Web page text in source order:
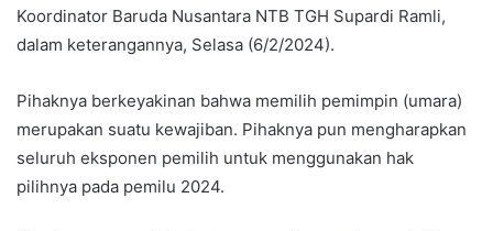
Koordinator Baruda Nusantara NTB TGH Supardi Ramli,
dalam keterangannya, Selasa (6/2/2024).
Pihaknya berkeyakinan bahwa memilih pemimpin (umara)
merupakan suatu kewajiban. Pihaknya pun mengharapkan
seluruh eksponen pemilih untuk menggunakan hak
pilihnya pada pemilu 2024.